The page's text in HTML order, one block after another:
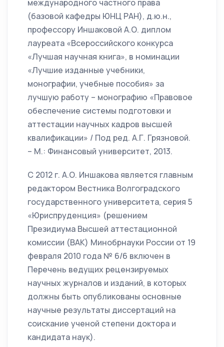
международного частного права
(базовой кафедры ЮНЦ РАН), д.ю.н.,
профессору Иншаковой А.О. диплом
лауреата «Всероссийского конкурса
«Лучшая научная книга», в номинации
«Лучшие изданные учебники,
монографии, учебные пособия» за
лучшую работу – монографию «Правовое
обеспечение системы подготовки и
аттестации научных кадров высшей
квалификации» / Под ред. А.Г. Грязновой.
– М.: Финансовый университет, 2013.
С 2012 г. А.О. Иншакова является главным
редактором Вестника Волгоградского
государственного университета, серия 5
«Юриспруденция» (решением
Президиума Высшей аттестационной
комиссии (ВАК) Минобрнауки России от 19
февраля 2010 года № 6/6 включен в
Перечень ведущих рецензируемых
научных журналов и изданий, в которых
должны быть опубликованы основные
научные результаты диссертаций на
соискание ученой степени доктора и
кандидата наук).